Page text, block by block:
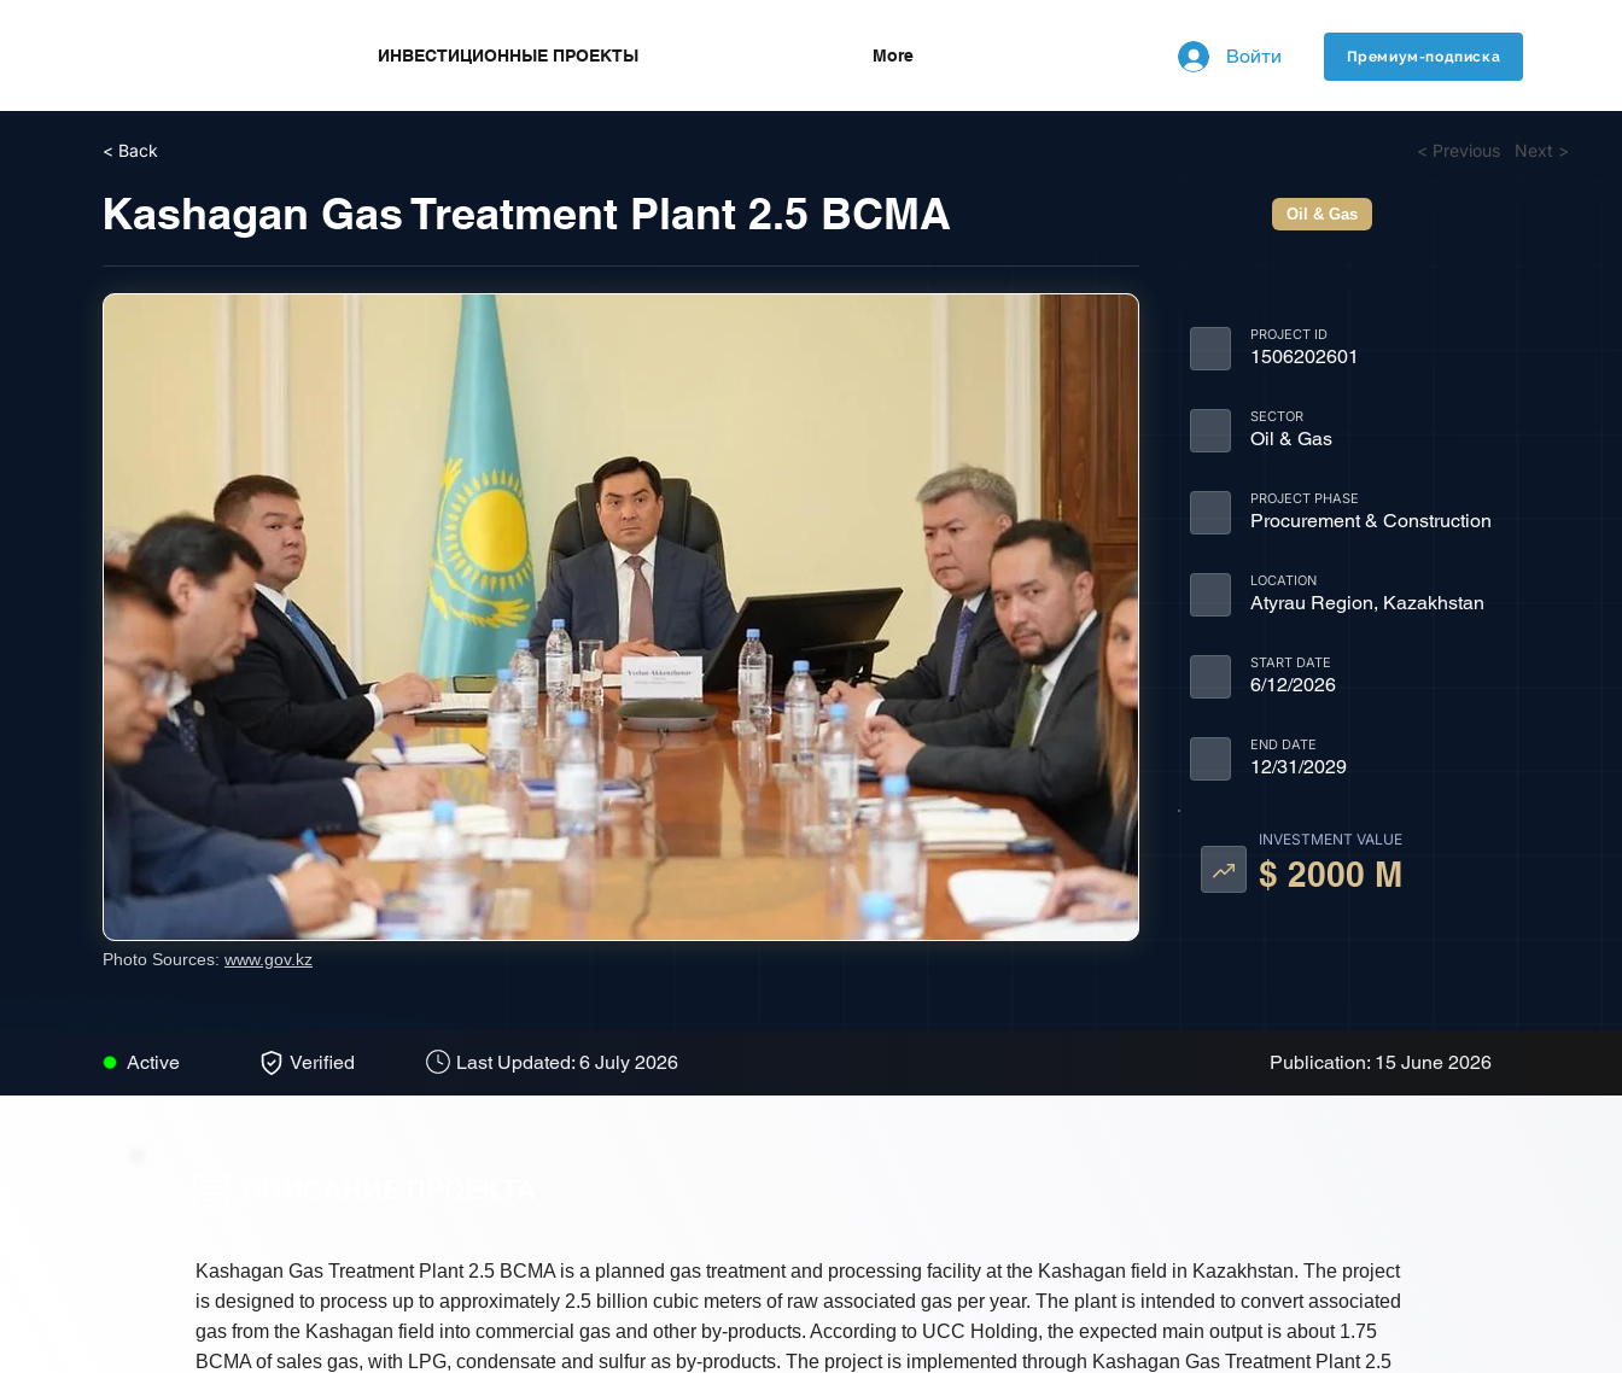
ИНВЕСТИЦИОННЫЕ ПРОЕКТЫ More Войти Премиум-подписка
< Back
Kashagan Gas Treatment Plant 2.5 BCMA
< Previous Next >
Oil & Gas
Photo Sources: www.gov.kz
PROJECT ID
1506202601
SECTOR
Oil & Gas
PROJECT PHASE
Procurement & Construction
LOCATION
Atyrau Region, Kazakhstan
START DATE
6/12/2026
END DATE
12/31/2029
INVESTMENT VALUE
$ 2000 M
Active Verified Last Updated: 6 July 2026 Publication: 15 June 2026
Kashagan Gas Treatment Plant 2.5 BCMA is a planned gas treatment and processing facility at the Kashagan field in Kazakhstan. The project
is designed to process up to approximately 2.5 billion cubic meters of raw associated gas per year. The plant is intended to convert associated
gas from the Kashagan field into commercial gas and other by-products. According to UCC Holding, the expected main output is about 1.75
BCMA of sales gas, with LPG, condensate and sulfur as by-products. The project is implemented through Kashagan Gas Treatment Plant 2.5